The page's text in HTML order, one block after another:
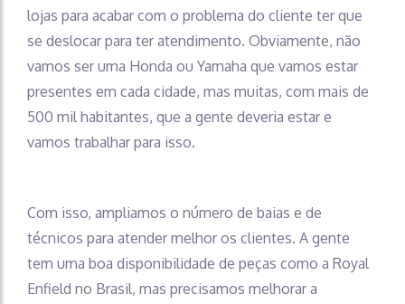
lojas para acabar com o problema do cliente ter que
se deslocar para ter atendimento. Obviamente, não
vamos ser uma Honda ou Yamaha que vamos estar
presentes em cada cidade, mas muitas, com mais de
500 mil habitantes, que a gente deveria estar e
vamos trabalhar para isso.
Com isso, ampliamos o número de baias e de
técnicos para atender melhor os clientes. A gente
tem uma boa disponibilidade de peças como a Royal
Enfield no Brasil, mas precisamos melhorar a